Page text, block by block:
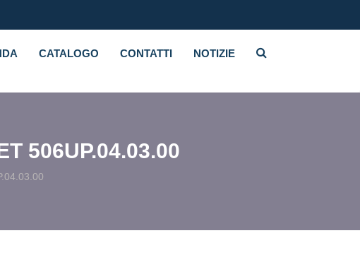
CATALOGO CONTATTI NOTIZIE
506UP.04.03.00